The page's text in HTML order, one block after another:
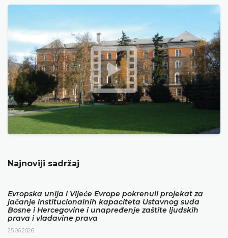
Najnoviji sadržaj
Evropska unija i Vijeće Evrope pokrenuli projekat za
jačanje institucionalnih kapaciteta Ustavnog suda
Bosne i Hercegovine i unapređenje zaštite ljudskih
prava i vladavine prava
25.06.2026.